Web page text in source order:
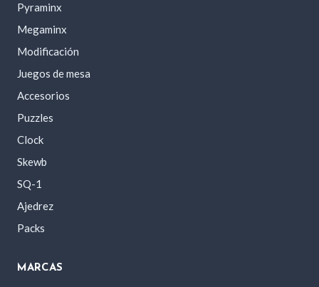
Pyraminx
Megaminx
Modificación
Juegos de mesa
Accesorios
Puzzles
Clock
Skewb
SQ-1
Ajedrez
Packs
MARCAS